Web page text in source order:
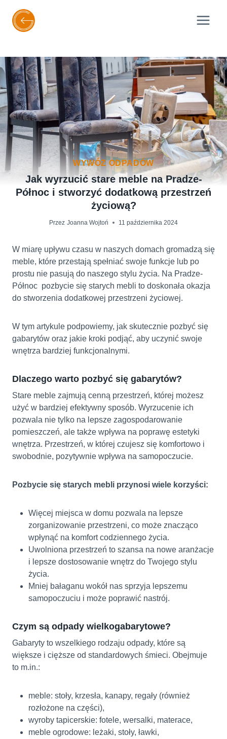
treści
WYWÓZ ODPADÓW
Jak wyrzucić stare meble na Pradze-
Północ i stworzyć dodatkową przestrzeń
życiową?
Przez Joanna Wojtoń 11 października 2024
W miarę upływu czasu w naszych domach gromadzą się
meble, które przestają spełniać swoje funkcje lub po
prostu nie pasują do naszego stylu życia. Na Pradze-
Północ pozbycie się starych mebli to doskonała okazja
do stworzenia dodatkowej przestrzeni życiowej.
W tym artykule podpowiemy, jak skutecznie pozbyć się
gabarytów oraz jakie kroki podjąć, aby uczynić swoje
wnętrza bardziej funkcjonalnymi.
Dlaczego warto pozbyć się gabarytów?
Stare meble zajmują cenną przestrzeń, której możesz
użyć w bardziej efektywny sposób. Wyrzucenie ich
pozwala nie tylko na lepsze zagospodarowanie
pomieszczeń, ale także wpływa na poprawę estetyki
wnętrza. Przestrzeń, w której czujesz się komfortowo i
swobodnie, pozytywnie wpływa na samopoczucie.
Pozbycie się starych mebli przynosi wiele korzyści:
Więcej miejsca w domu pozwala na lepsze
zorganizowanie przestrzeni, co może znacząco
wpłynąć na komfort codziennego życia.
Uwolniona przestrzeń to szansa na nowe aranżacje
i lepsze dostosowanie wnętrz do Twojego stylu
życia.
Mniej bałaganu wokół nas sprzyja lepszemu
samopoczuciu i może poprawić nastrój.
Czym są odpady wielkogabarytowe?
Gabaryty to wszelkiego rodzaju odpady, które są
większe i cięższe od standardowych śmieci. Obejmuje
to m.in.:
meble: stoły, krzesła, kanapy, regały (również
rozłożone na części),
wyroby tapicerskie: fotele, wersalki, materace,
meble ogrodowe: leżaki, stoły, ławki,